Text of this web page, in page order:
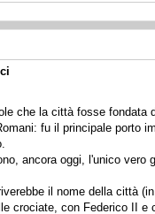
che la città fosse fondata
fu il principale porto
ancora oggi, l'unico vero
il nome della città
crociate, con Federico II